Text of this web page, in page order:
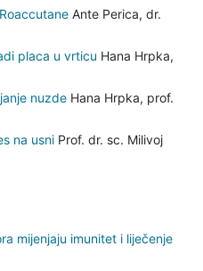
Ante Perica, dr.
placa u vrticu Hana Hrpka,
nuzde Hana Hrpka, prof.
na usni Prof. dr. sc. Milivoj
mijenjaju imunitet i liječenje